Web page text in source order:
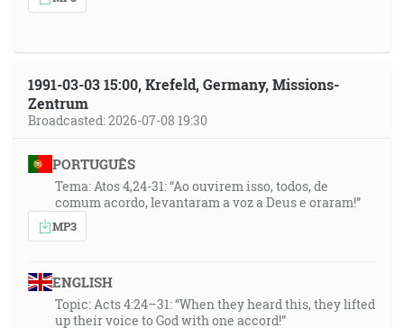
1991-03-03 15:00, Krefeld, Germany, Missions-
Zentrum
Broadcasted: 2026-07-08 19:30
PORTUGUÊS
Tema: Atos 4,24-31: “Ao ouvirem isso, todos, de
comum acordo, levantaram a voz a Deus e oraram!”
MP3
ENGLISH
Topic: Acts 4:24–31: “When they heard this, they lifted
up their voice to God with one accord!”